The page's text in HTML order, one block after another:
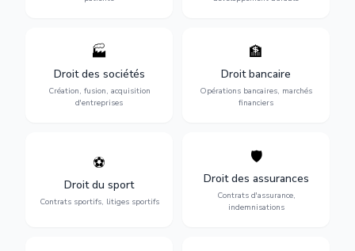
🏭
Droit des sociétés
Création, fusion, acquisition
d'entreprises
Structuration de votre
société : création, fusion-
acquisition, gouvernance et
restructuration.
🏦
Droit bancaire
Opérations bancaires, marchés
financiers
Gestion de vos opérations
financières : contentieux
bancaire, investissements et
régulation.
⚽
Droit du sport
Contrats sportifs, litiges sportifs
Expertise en droit sportif :
transferts, sponsoring et
contentieux.
🛡️
Droit des assurances
Contrats d'assurance,
indemnisations
Défense de vos intérêts :
contrats d'assurance,
sinistres et indemnisations
optimales.